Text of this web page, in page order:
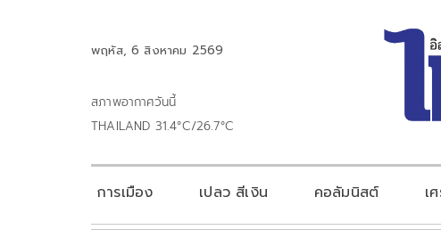
พฤหัส, 6 สิงหาคม 2569
สภาพอากาศวันนี้
THAILAND 31.4°C/26.7°C
การเมือง เปลว สีเงิน คอลัมนิสต์ เ